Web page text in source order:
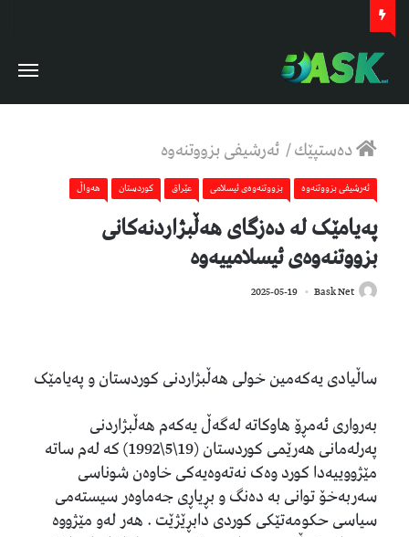
دەستپێك/ ئەرشیفى بزووتنەوە
ئەرشیفى بزووتنەوە بزووتنه‌وه‌ی ئیسلامی عێراق كوردستان هەواڵ
پەیامێک لە دەزگای هەڵبژاردنەکانی
بزووتنەوەی ئیسلامییەوە
Bask Net
2025-05-19
ساڵیادی یەکەمین خولی هەڵبژاردنی کوردستان و پەیامێک
بەرواری ئەمڕۆ هاوکاتە لەگەڵ یەکەم هەڵبژاردنی
پەرلەمانی هەرێمی کوردستان (19\5\1992) کە لەم ساتە
مێژووییەدا کورد وەک نەتەوەیەکی خاوەن شوناسی
سەربەخۆ توانی بە دەنگ و بڕیاڕی جەماوەر سیستەمی
سیاسی حکومەتێکی کوردی دابڕێژێت . هەر لەو مێژووە